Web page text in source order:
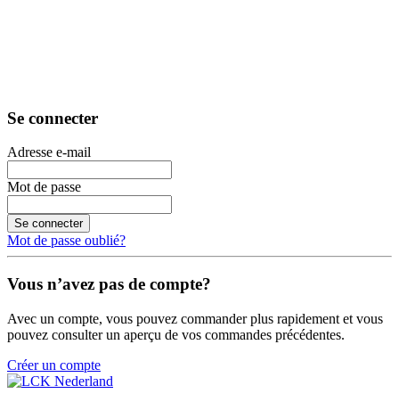
Se connecter
Adresse e-mail
Mot de passe
Se connecter
Mot de passe oublié?
Vous n’avez pas de compte?
Avec un compte, vous pouvez commander plus rapidement et vous
pouvez consulter un aperçu de vos commandes précédentes.
Créer un compte